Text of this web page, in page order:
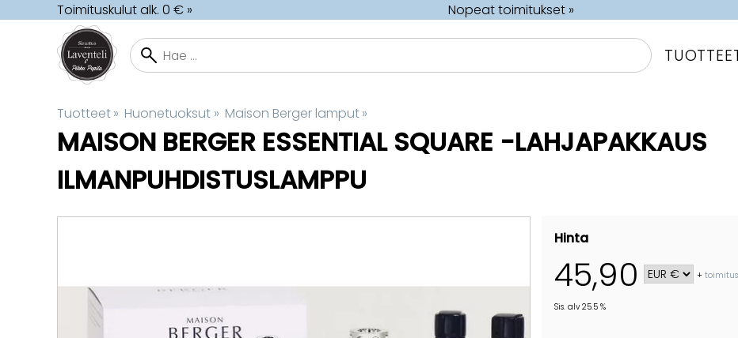
Toimituskulut alk. 0 € » Nopeat toimitukset »
Tuotteet‪» Huonetuoksut ‪» Maison Berger lamput‪»
MAISON BERGER ESSENTIAL SQUARE -LAHJAPAKKAUS
ILMANPUHDISTUSLAMPPU
Hinta
45,90 +
Sis. alv 25.5 %